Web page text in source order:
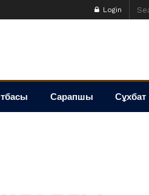
Login
Сарапшы Сұхбат